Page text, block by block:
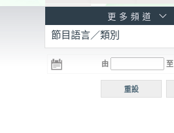
R3
電台 電台
R5
電台
普通
更多頻道
節目語言／類別
由 至
重設